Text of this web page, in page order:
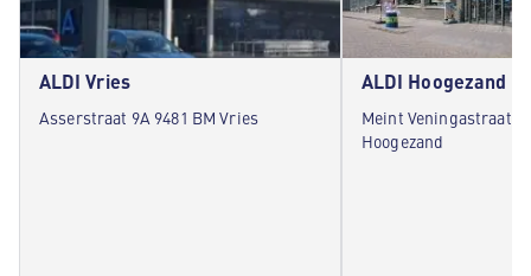
ALDI Vries
Asserstraat 9A 9481 BM Vries
ALDI Hoogezand
Meint Veningastraat
Hoogezand